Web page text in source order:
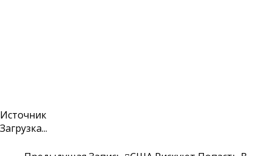
Источник
Загрузка...